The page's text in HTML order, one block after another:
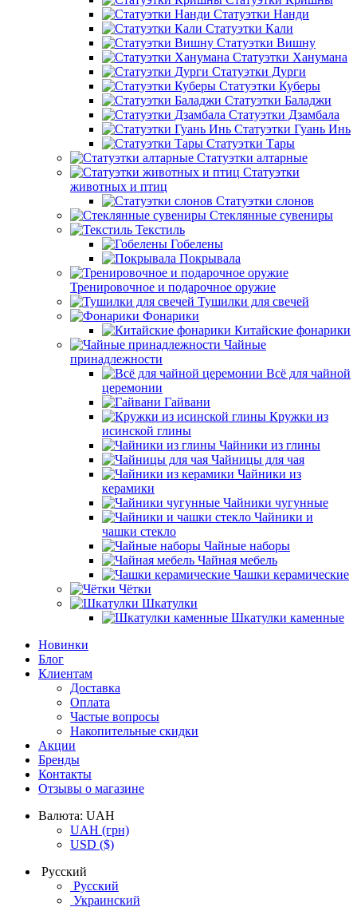
Статуэтки Нанди
Статуэтки Кали
Статуэтки Вишну
Статуэтки Ханумана
Статуэтки Дурги
Статуэтки Куберы
Статуэтки Баладжи
Статуэтки Дзамбала
Статуэтки Гуань Инь
Статуэтки Тары
Статуэтки алтарные
Статуэтки
животных и птиц
Статуэтки слонов
Стеклянные сувениры
Текстиль
Гобелены
Покрывала
Тренировочное и подарочное оружие
Тушилки для свечей
Фонарики
Китайские фонарики
Чайные
принадлежности
Всё для чайной
церемонии
Гайвани
Кружки из
исинской глины
Чайники из глины
Чайницы для чая
Чайники из
керамики
Чайники чугунные
Чайники и
чашки стекло
Чайные наборы
Чайная мебель
Чашки керамические
Чётки
Шкатулки
Шкатулки каменные
Новинки
Блог
Клиентам
Доставка
Оплата
Частые вопросы
Накопительные скидки
Акции
Бренды
Контакты
Отзывы о магазине
Валюта: UAH
UAH (грн)
USD ($)
Русский
Русский
Украинский